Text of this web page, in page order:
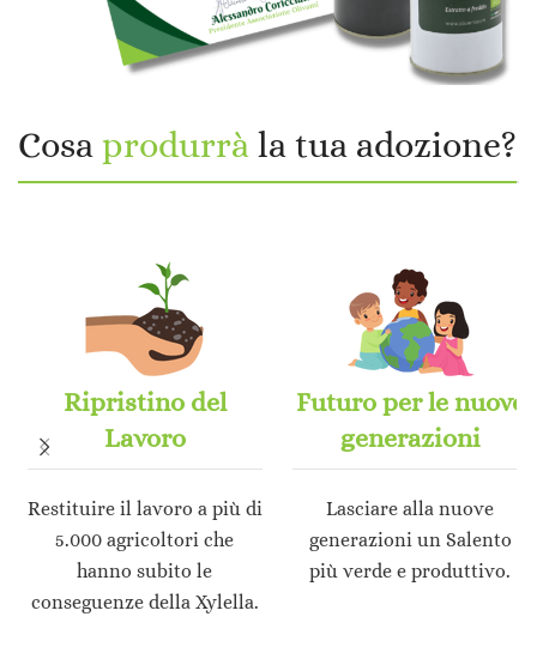
Cosa produrrà la tua adozione?
Ripristino del
Lavoro
Restituire il lavoro a più di
5.000 agricoltori che
hanno subito le
conseguenze della Xylella.
Futuro per le nuove
generazioni
Lasciare alla nuove
generazioni un Salento
più verde e produttivo.